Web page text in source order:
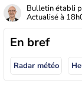
Bulletin établi
Actualisé à
En bref
Radar météo